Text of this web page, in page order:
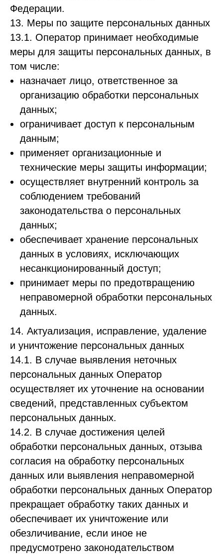
Федерации.
13. Меры по защите персональных данных
13.1. Оператор принимает необходимые
меры для защиты персональных данных, в
том числе:
назначает лицо, ответственное за
организацию обработки персональных
данных;
ограничивает доступ к персональным
данным;
применяет организационные и
технические меры защиты информации;
осуществляет внутренний контроль за
соблюдением требований
законодательства о персональных
данных;
обеспечивает хранение персональных
данных в условиях, исключающих
несанкционированный доступ;
принимает меры по предотвращению
неправомерной обработки персональных
данных.
14. Актуализация, исправление, удаление
и уничтожение персональных данных
14.1. В случае выявления неточных
персональных данных Оператор
осуществляет их уточнение на основании
сведений, представленных субъектом
персональных данных.
14.2. В случае достижения целей
обработки персональных данных, отзыва
согласия на обработку персональных
данных или выявления неправомерной
обработки персональных данных Оператор
прекращает обработку таких данных и
обеспечивает их уничтожение или
обезличивание, если иное не
предусмотрено законодательством